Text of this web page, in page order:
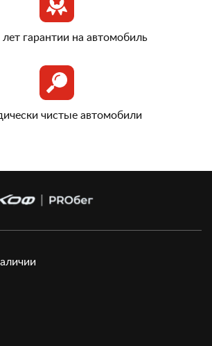
гарантии на автомобиль
чистые автомобили